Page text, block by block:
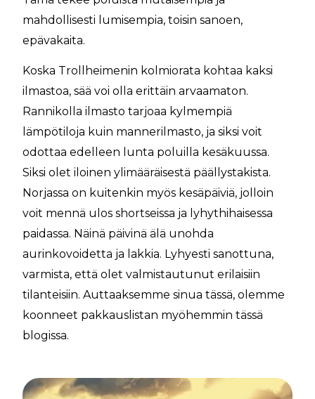
mahdollisesti lumisempia, toisin sanoen,
epävakaita.
Koska Trollheimenin kolmiorata kohtaa kaksi
ilmastoa, sää voi olla erittäin arvaamaton.
Rannikolla ilmasto tarjoaa kylmempiä
lämpötiloja kuin mannerilmasto, ja siksi voit
odottaa edelleen lunta poluilla kesäkuussa.
Siksi olet iloinen ylimääräisestä päällystakista.
Norjassa on kuitenkin myös kesäpäiviä, jolloin
voit mennä ulos shortseissa ja lyhythihaisessa
paidassa. Näinä päivinä älä unohda
aurinkovoidetta ja lakkia. Lyhyesti sanottuna,
varmista, että olet valmistautunut erilaisiin
tilanteisiin. Auttaaksemme sinua tässä, olemme
koonneet pakkauslistan myöhemmin tässä
blogissa.